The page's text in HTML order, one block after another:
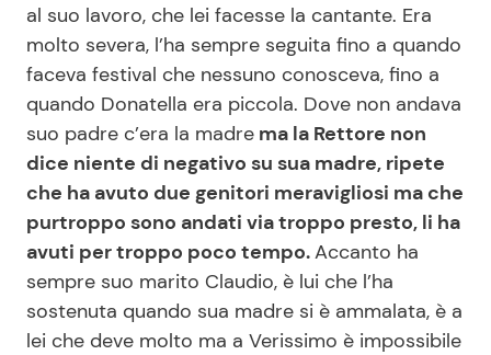
News benessere
Salute
Viaggi e Turismo
Festività
Primi Piatti
Ricette Facili e Veloci
Ricette Feste
Ricette per Bambini
Seguici
al suo lavoro, che lei facesse la cantante. Era
molto severa, l’ha sempre seguita fino a quando
faceva festival che nessuno conosceva, fino a
quando Donatella era piccola. Dove non andava
suo padre c’era la madre ma la Rettore non
dice niente di negativo su sua madre, ripete
che ha avuto due genitori meravigliosi ma che
purtroppo sono andati via troppo presto, li ha
avuti per troppo poco tempo.Accanto ha
sempre suo marito Claudio, è lui che l’ha
sostenuta quando sua madre si è ammalata, è a
lei che deve molto ma a Verissimo è impossibile